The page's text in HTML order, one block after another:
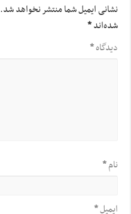
نشانی ایمیل شما منتشر نخواهد شد.
شده‌اند*
دیدگاه*
نام*
ایمیل*